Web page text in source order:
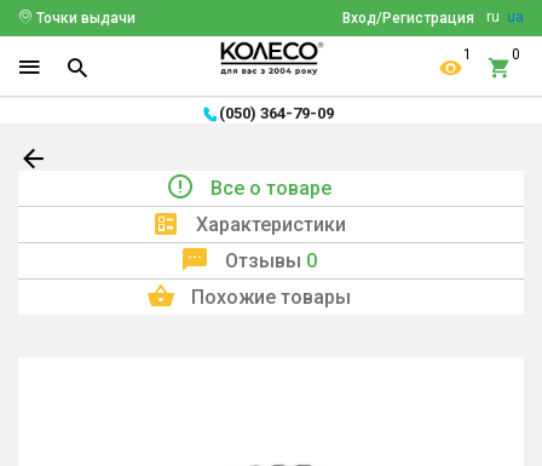
ru ua
Вход/Регистрация
Точки выдачи
1 0
(050) 364-79-09
Все о товаре
Характеристики
Отзывы 0
Похожие товары